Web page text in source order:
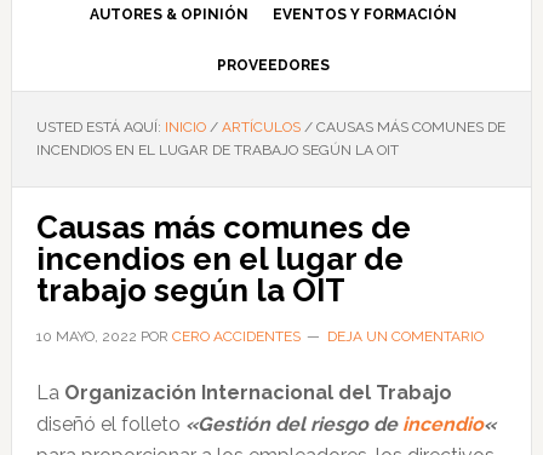
AUTORES & OPINIÓN EVENTOS Y FORMACIÓN
PROVEEDORES
USTED ESTÁ AQUÍ: INICIO / ARTÍCULOS /CAUSAS MÁS COMUNES DE
INCENDIOS EN EL LUGAR DE TRABAJO SEGÚN LA OIT
Causas más comunes de
incendios en el lugar de
trabajo según la OIT
10 MAYO, 2022 POR CERO ACCIDENTES DEJA UN COMENTARIO
La Organización Internacional del Trabajo
diseñó el folleto «Gestión del riesgo de incendio«